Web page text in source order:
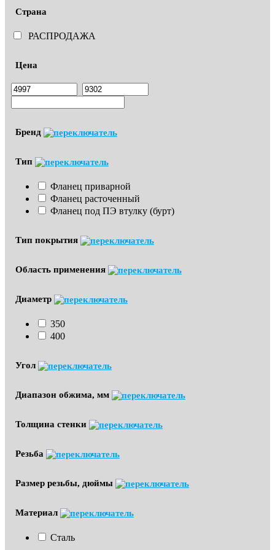
Страна
РАСПРОДАЖА
Цена
Бренд
Тип
Фланец приварной
Фланец расточенный
Фланец под ПЭ втулку (бурт)
Тип покрытия
Область применения
Диаметр
350
400
Угол
Диапазон обжима, мм
Толщина стенки
Резьба
Размер резьбы, дюймы
Материал
Сталь